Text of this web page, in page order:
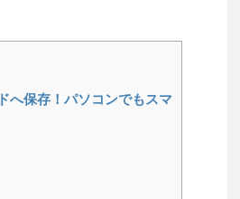
へ保存！パソコンでもスマ